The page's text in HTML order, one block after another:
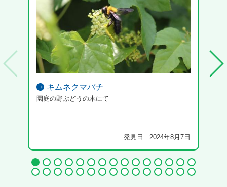
キムネクマバチ
園庭の野ぶどうの木にて
発見日 : 2024年8月7日